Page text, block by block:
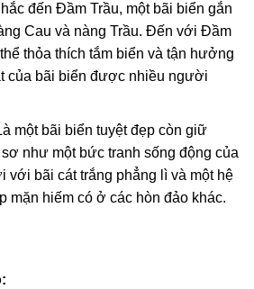
đến Đầm Trầu, một bãi biển gắn
Cau và nàng Trầu. Đến với Đầm
thỏa thích tắm biển và tận hưởng
của bãi biển được nhiều người
một bãi biển tuyệt đẹp còn giữ
như một bức tranh sống động của
với bãi cát trắng phẳng lì và một hệ
mặn hiếm có ở các hòn đảo khác.